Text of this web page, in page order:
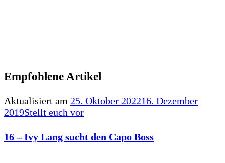
Empfohlene Artikel
Aktualisiert am 25. Oktober 202216. Dezember
2019Stellt euch vor
16 – Ivy Lang sucht den Capo Boss